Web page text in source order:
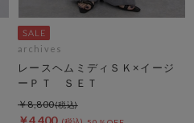
archives
レースヘムミディＳＫ×イージ
ーＰＴ ＳＥＴ
￥4,400
￥8,800